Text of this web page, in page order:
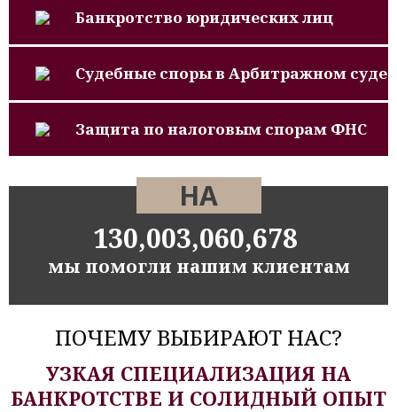
Банкротство юридических лиц
Судебные споры в Арбитражном суде
Защита по налоговым спорам ФНС
НА
130,003,060,678
мы помогли нашим клиентам
ПОЧЕМУ ВЫБИРАЮТ НАС?
УЗКАЯ СПЕЦИАЛИЗАЦИЯ НА
БАНКРОТСТВЕ И СОЛИДНЫЙ ОПЫТ